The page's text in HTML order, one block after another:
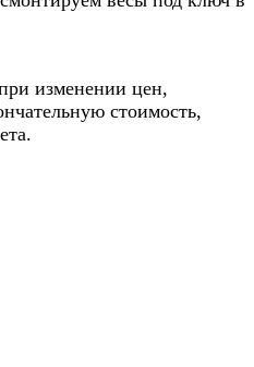
изменении цен,
стоимость,